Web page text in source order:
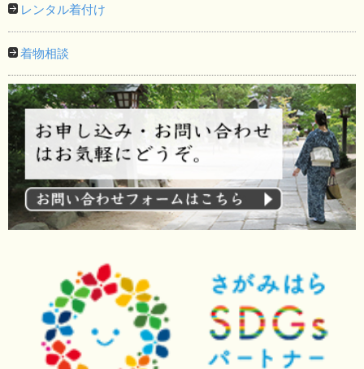
レンタル着付け
着物相談